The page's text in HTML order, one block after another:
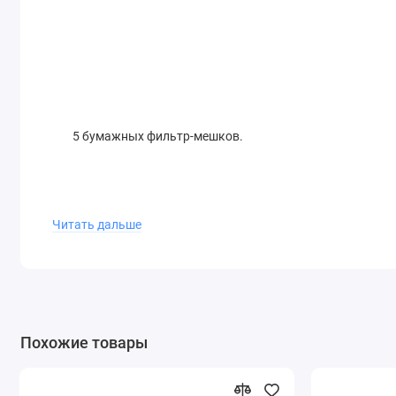
5 бумажных фильтр-мешков.
Читать дальше
Похожие товары